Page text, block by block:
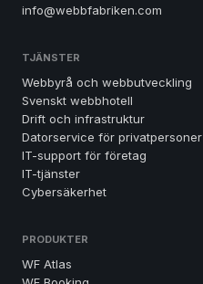
info@webbfabriken.com
TJÄNSTER
Webbyrå och webbutveckling
Svenskt webbhotell
Drift och infrastruktur
Datorservice för privatpersoner
IT-support för företag
IT-tjänster
Cybersäkerhet
PRODUKTER
WF Atlas